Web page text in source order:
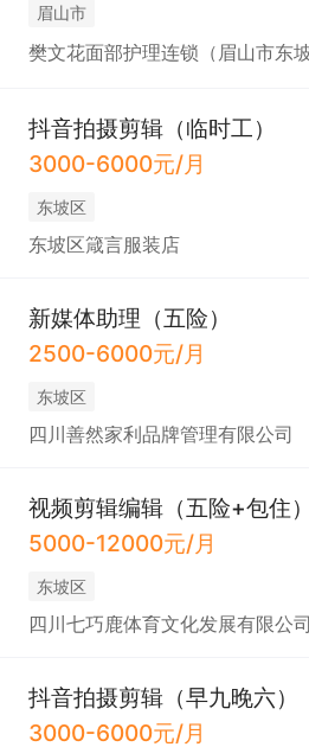
眉山市
抖音拍摄剪辑（临时工）
3000-6000元/月
东坡区
东坡区箴言服装店
新媒体助理（五险）
2500-6000元/月
东坡区
四川善然家利品牌管理有限公司
视频剪辑编辑（五险+包住）
5000-12000元/月
东坡区
四川七巧鹿体育文化发展有限公司
抖音拍摄剪辑（早九晚六）
3000-6000元/月